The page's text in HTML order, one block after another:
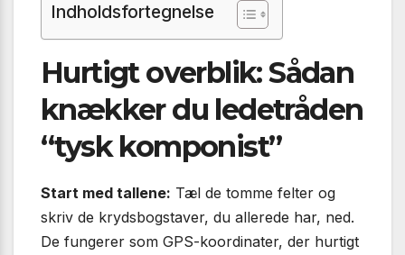
Indholdsfortegnelse
Hurtigt overblik: Sådan
knækker du ledetråden
“tysk komponist”
Start med tallene: Tæl de tomme felter og
skriv de krydsbogstaver, du allerede har, ned.
De fungerer som GPS-koordinater, der hurtigt